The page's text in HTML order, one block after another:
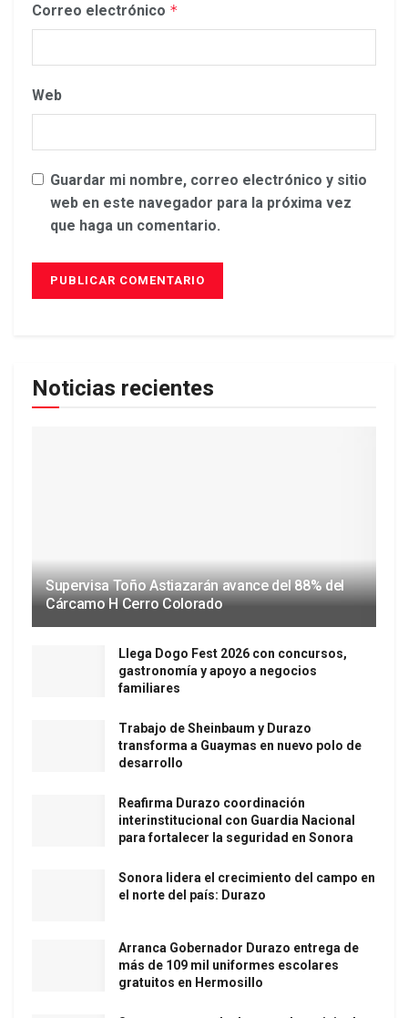
Correo electrónico *
Web
Guardar mi nombre, correo electrónico y sitio
web en este navegador para la próxima vez
que haga un comentario.
Noticias recientes
Supervisa Toño Astiazarán avance del 88% del
Cárcamo H Cerro Colorado
Llega Dogo Fest 2026 con concursos,
gastronomía y apoyo a negocios
familiares
Trabajo de Sheinbaum y Durazo
transforma a Guaymas en nuevo polo de
desarrollo
Reafirma Durazo coordinación
interinstitucional con Guardia Nacional
para fortalecer la seguridad en Sonora
Sonora lidera el crecimiento del campo en
el norte del país: Durazo
Arranca Gobernador Durazo entrega de
más de 109 mil uniformes escolares
gratuitos en Hermosillo